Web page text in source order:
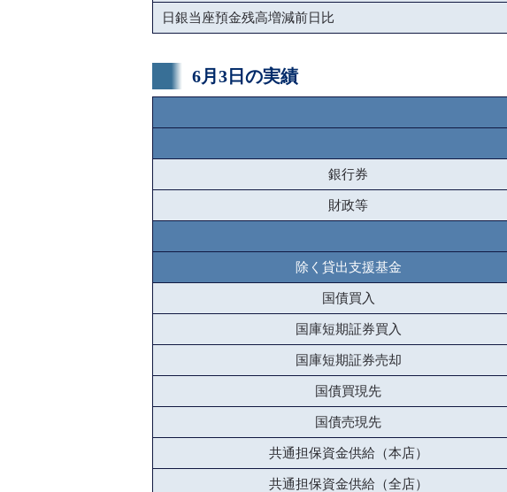
日銀当座預金残高増減前日比
6月3日の実績
銀行券
財政等
除く貸出支援基金
国債買入
国庫短期証券買入
国庫短期証券売却
国債買現先
国債売現先
共通担保資金供給（本店）
共通担保資金供給（全店）